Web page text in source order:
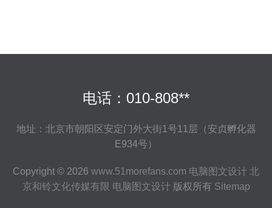
电话：010-808**
地址：北京市朝阳区安定门外大街1号11层（安贞孵化器
E934号）
Copyright © 2026 www.51morefans.com 电脑图文设计 北
京和铃文化传媒有限 电脑图文设计版权所有 Sitemap